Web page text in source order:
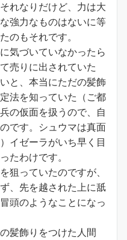
れなりだけど、力は大
強力なものはないに等
のもそれです。
気づいていなかったら
売りに出されていた
と、本当にただの髪飾
法を知っていた（ご都
の仮面を扱うので、自
です。シュウマは真面
イゼーラがいち早く目
たわけです。
狙っていたのですが、
、先を越された上に舐
頭のようなことになっ
髪飾りをつけた人間